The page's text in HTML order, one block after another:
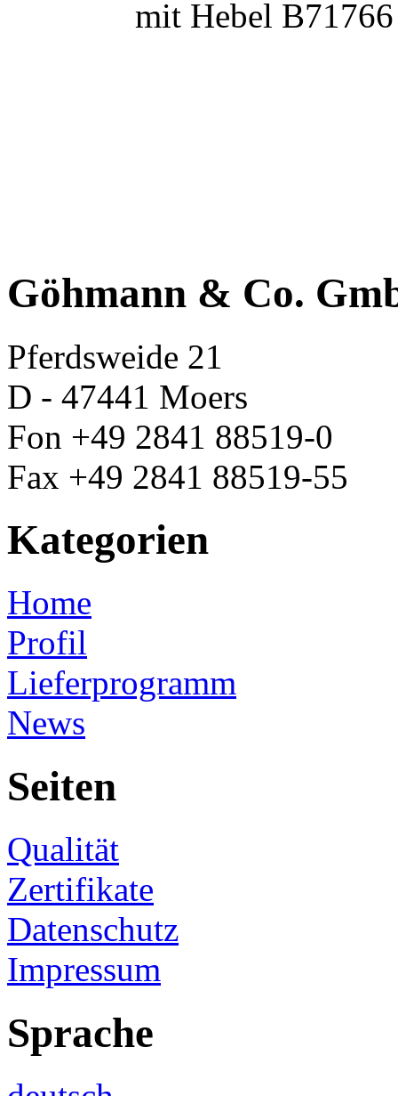
mit Hebel
Göhmann & Co.
Pferdsweide 21
D - 47441 Moers
Fon +49 2841 88519-0
Fax +49 2841 88519-55
Kategorien
Home
Profil
Lieferprogramm
News
Seiten
Qualität
Zertifikate
Datenschutz
Impressum
Sprache